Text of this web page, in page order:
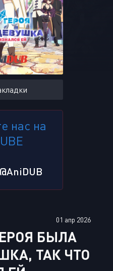
Восстановить пароль
через
нас на
01 апр 2026
БЫЛА
ТАК ЧТО